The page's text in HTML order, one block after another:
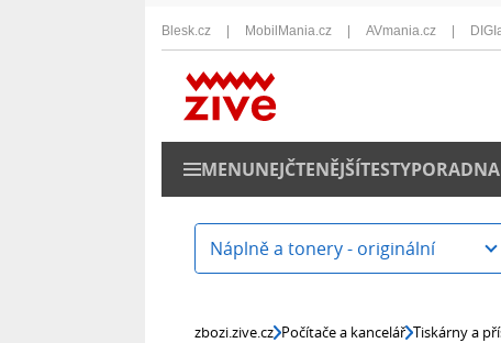
Blesk.cz MobilMania.cz AVmania.cz
MENUNEJČTENĚJŠÍTESTYPORADNA
Náplně a tonery - originální
zbozi.zive.cz Počítače a kancelář Tiskárny a